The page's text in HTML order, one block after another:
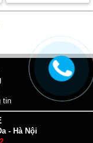
tin
- Hà Nội